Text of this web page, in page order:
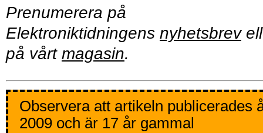
Prenumerera på
Elektroniktidningens nyhetsbrev
på vårt magasin.
Observera att artikeln publicerades
2009 och är 17 år gammal